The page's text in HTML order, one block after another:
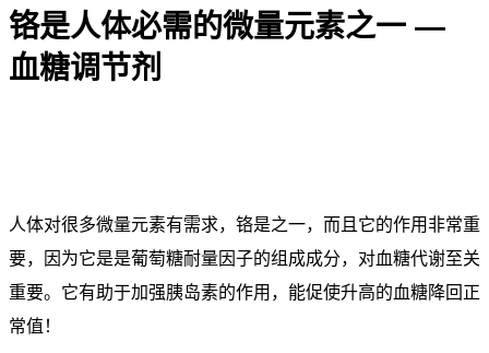
铬是人体必需的微量元素之一 —
血糖调节剂
人体对很多微量元素有需求，铬是之一，而且它的作用非常重
要，因为它是是葡萄糖耐量因子的组成成分，对血糖代谢至关
重要。它有助于加强胰岛素的作用，能促使升高的血糖降回正
常值！